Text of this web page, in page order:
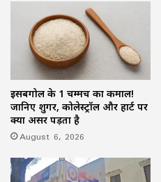
इसबगोल के 1 चम्मच का कमाल!
जानिए शुगर, कोलेस्ट्रॉल और हार्ट पर
क्या असर पड़ता है
August 6, 2026